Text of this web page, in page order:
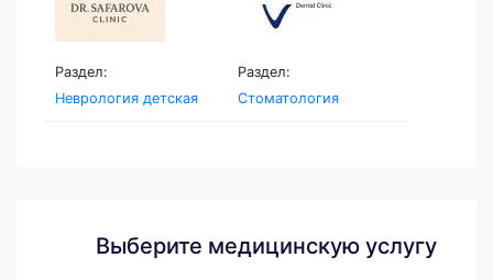
Раздел:
Неврология детская
Раздел:
Стоматология
Выберите медицинскую услугу